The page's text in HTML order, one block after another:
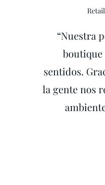
“Nuestra
boutique
sentidos.
la gente nos